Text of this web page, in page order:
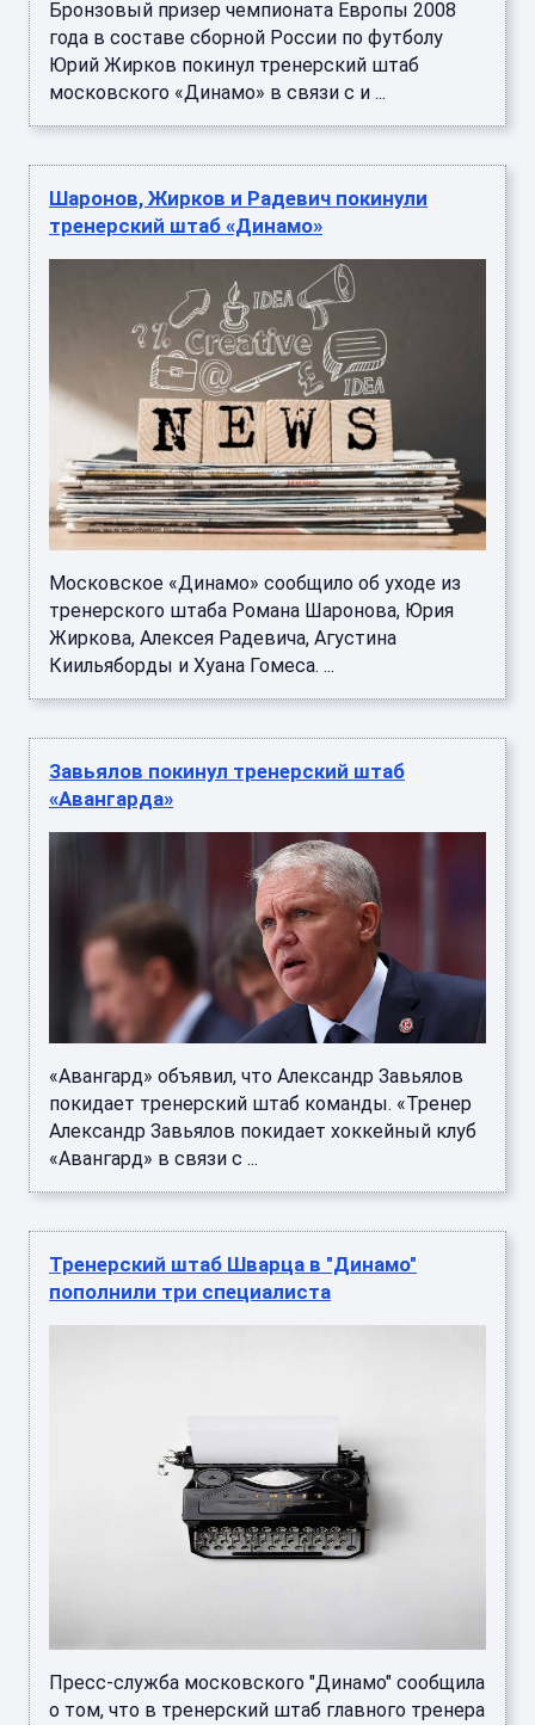
Бронзовый призер чемпионата Европы 2008
года в составе сборной России по футболу
Юрий Жирков покинул тренерский штаб
московского «Динамо» в связи с и ...
Шаронов, Жирков и Радевич покинули
тренерский штаб «Динамо»
Московское «Динамо» сообщило об уходе из
тренерского штаба Романа Шаронова, Юрия
Жиркова, Алексея Радевича, Агустина
Киильяборды и Хуана Гомеса. ...
Завьялов покинул тренерский штаб
«Авангарда»
«Авангард» объявил, что Александр Завьялов
покидает тренерский штаб команды. «Тренер
Александр Завьялов покидает хоккейный клуб
«Авангард» в связи с ...
Тренерский штаб Шварца в "Динамо"
пополнили три специалиста
Пресс-служба московского "Динамо" сообщила
о том, что в тренерский штаб главного тренера